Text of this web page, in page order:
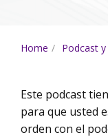
Home Podcast
Este podcast
para que usted
orden con el